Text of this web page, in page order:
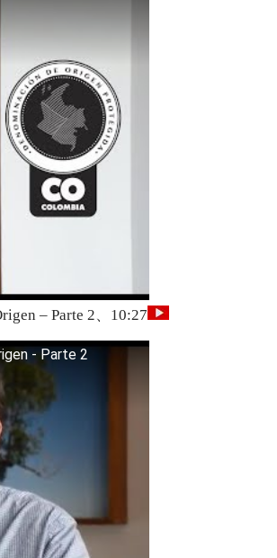
– Parte 2、10:27
- Parte 2